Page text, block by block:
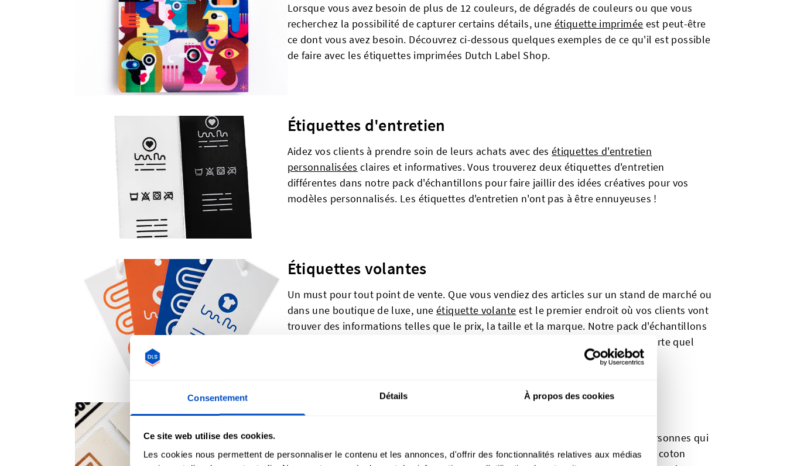
Consentement Détails À propos des cookies
Ce site web utilise des cookies.
Les cookies nous permettent de personnaliser le contenu et les annonces, d'offrir des fonctionnalités relatives aux médias
Lorsque vous avez besoin de plus de 12 couleurs, de dégradés de couleurs ou que vous
recherchez la possibilité de capturer certains détails, une étiquette imprimée est peut-être
ce dont vous avez besoin. Découvrez ci-dessous quelques exemples de ce qu'il est possible
de faire avec les étiquettes imprimées Dutch Label Shop.
Étiquettes d'entretien
Aidez vos clients à prendre soin de leurs achats avec des étiquettes d'entretien
personnalisées claires et informatives. Vous trouverez deux étiquettes d'entretien
différentes dans notre pack d'échantillons pour faire jaillir des idées créatives pour vos
modèles personnalisés. Les étiquettes d'entretien n'ont pas à être ennuyeuses !
Étiquettes volantes
Un must pour tout point de vente. Que vous vendiez des articles sur un stand de marché ou
dans une boutique de luxe, uneétiquette volante est le premier endroit où vos clients vont
trouver des informations telles que le prix, la taille et la marque. Notre pack d'échantillons
contient deux étiquettes volantes personnalisables pour correspondre à n'importe quel
Étiquettes en coton
Dutch Label Shop sont une option de choix pour les personnes qui
recherchent un produit durable. Votre modèle sera imprimé sur une base 100 % coton